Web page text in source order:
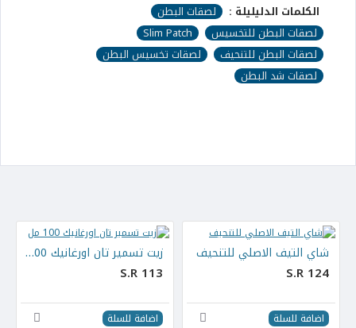
الكلمات الدليليلة :
لصقات البطن
لصقات البطن للتخسيس
Slim Patch
لصقات البطن للتنحيف
لصقات تخسيس البطن
لصقات شد البطن
شاي التيف الاصلي للتنحيف
S.R 124
اضافة للسلة
زيت تسمير تان اورغانيك 100 مل
S.R 113
اضافة للسلة